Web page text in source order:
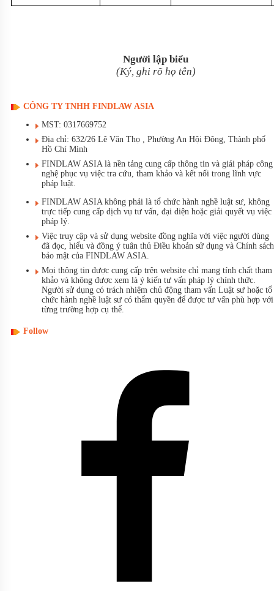
Người lập biểu
(Ký, ghi rõ họ tên)
CÔNG TY TNHH FINDLAW ASIA
MST: 0317669752
Địa chỉ: 632/26 Lê Văn Thọ , Phường An Hội Đông, Thành phố
Hồ Chí Minh
FINDLAW ASIA là nền tảng cung cấp thông tin và giải pháp công
nghệ phục vụ việc tra cứu, tham khảo và kết nối trong lĩnh vực
pháp luật.
FINDLAW ASIA không phải là tổ chức hành nghề luật sư, không
trực tiếp cung cấp dịch vụ tư vấn, đại diện hoặc giải quyết vụ việc
pháp lý.
Việc truy cập và sử dụng website đồng nghĩa với việc người dùng
đã đọc, hiểu và đồng ý tuân thủ Điều khoản sử dụng và Chính sách
bảo mật của FINDLAW ASIA.
Mọi thông tin được cung cấp trên website chỉ mang tính chất tham
khảo và không được xem là ý kiến tư vấn pháp lý chính thức.
Người sử dụng có trách nhiệm chủ động tham vấn Luật sư hoặc tổ
chức hành nghề luật sư có thẩm quyền để được tư vấn phù hợp với
từng trường hợp cụ thể.
Follow